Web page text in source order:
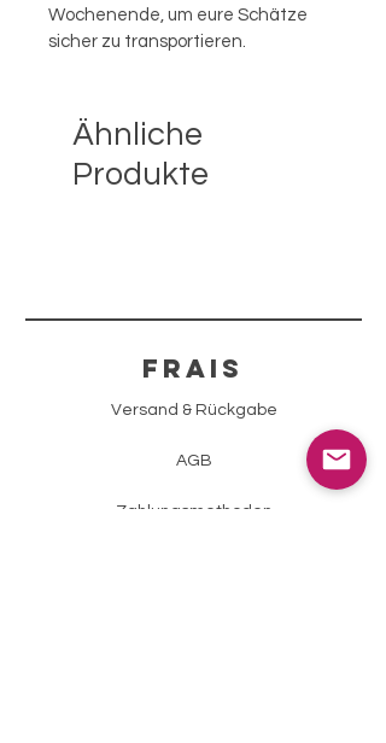
Wochenende, um eure Schätze
sicher zu transportieren.
Ähnliche
Produkte
FRAIS
Versand & Rückgabe
AGB
Zahlungsmethoden